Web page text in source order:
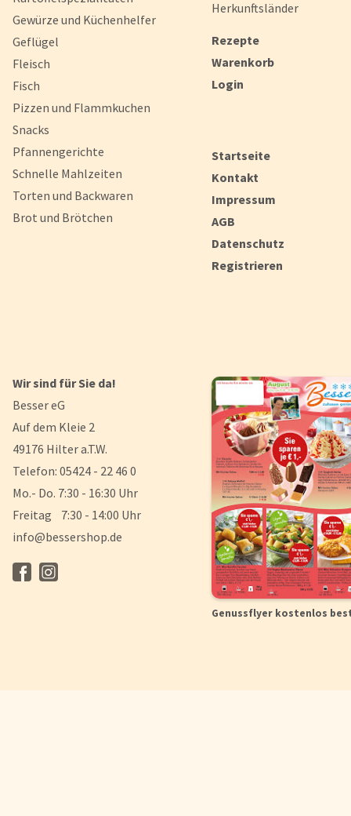
Gewürze und Küchenhelfer
Geflügel
Fleisch
Fisch
Pizzen und Flammkuchen
Snacks
Pfannengerichte
Schnelle Mahlzeiten
Torten und Backwaren
Brot und Brötchen
Herkunftsländer
Rezepte
Warenkorb
Login
Startseite
Kontakt
Impressum
AGB
Datenschutz
Registrieren
Wir sind für Sie da!
Besser eG
Auf dem Kleie 2
49176 Hilter a.T.W.
Telefon: 05424 - 22 46 0
Mo.- Do. 7:30 - 16:30 Uhr
Freitag 7:30 - 14:00 Uhr
info@bessershop.de
Genussflyer kostenlos